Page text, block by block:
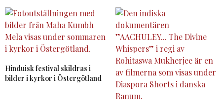
Hinduisk festival skildras i
bilder i kyrkor i Östergötland